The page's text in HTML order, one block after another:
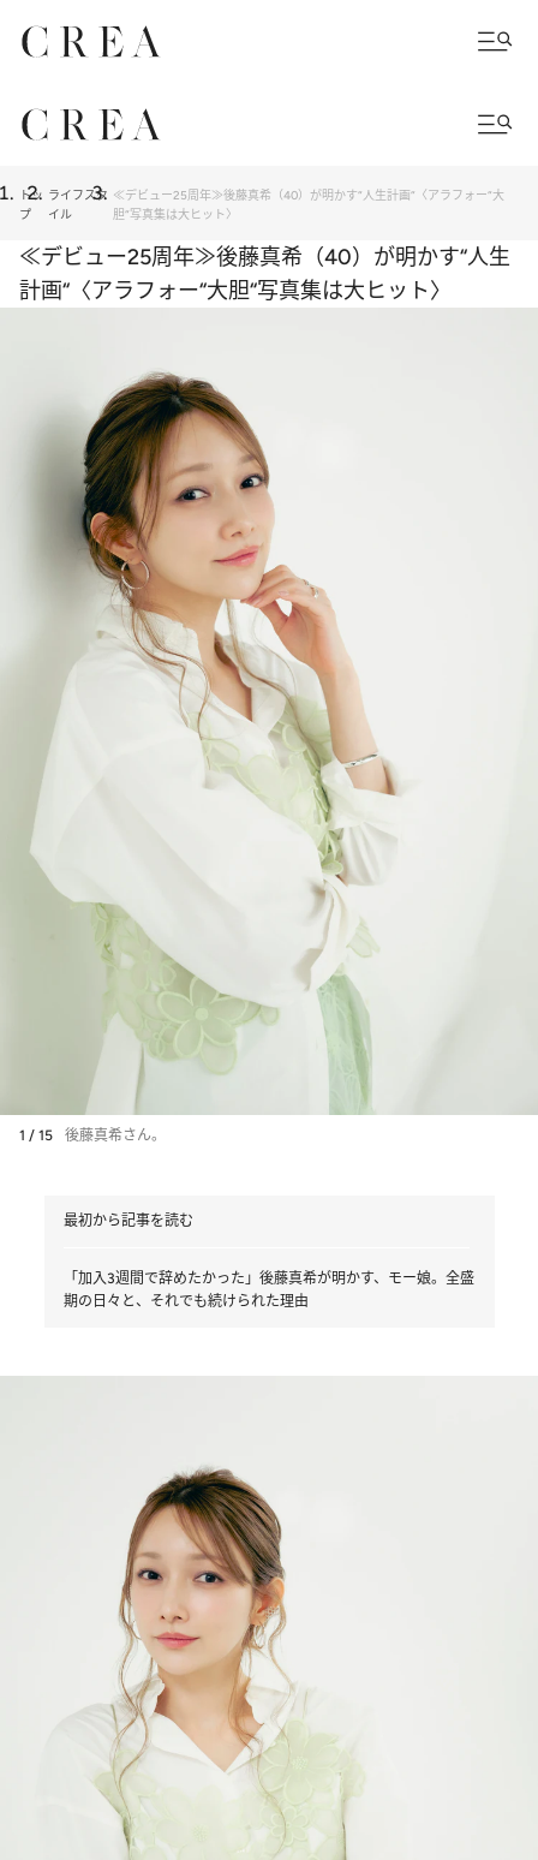
トッ
プ
ライフスタ
イル
≪デビュー25周年≫後藤真希（40）が明かす“人生計画“〈アラフォー“大
胆“写真集は大ヒット〉
≪デビュー25周年≫後藤真希（40）が明かす“人生
計画“〈アラフォー“大胆“写真集は大ヒット〉
1 / 15 後藤真希さん。
最初から記事を読む
「加入3週間で辞めたかった」後藤真希が明かす、モー娘。全盛
期の日々と、それでも続けられた理由